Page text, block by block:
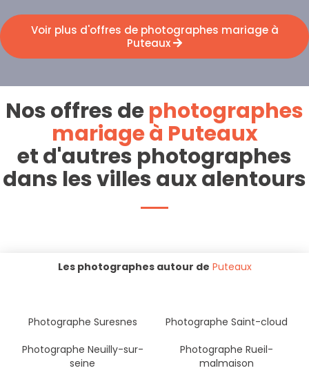
Voir plus d'offres de photographes mariage à
Puteaux
Nos offres dephotographes
mariage à Puteaux
et d'autres photographes
dans les villes aux alentours
Les photographes autour de Puteaux
Photographe Suresnes
Photographe Saint-cloud
Photographe Neuilly-sur-
seine
Photographe Rueil-
malmaison